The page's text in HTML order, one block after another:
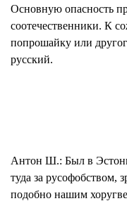
Основную опасность
соотечественники. К
попрошайку или
русский.
Антон Ш.: Был в
туда за русофобством,
подобно нашим